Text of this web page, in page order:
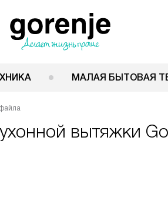
МАЛАЯ БЫТОВАЯ
вытяжки